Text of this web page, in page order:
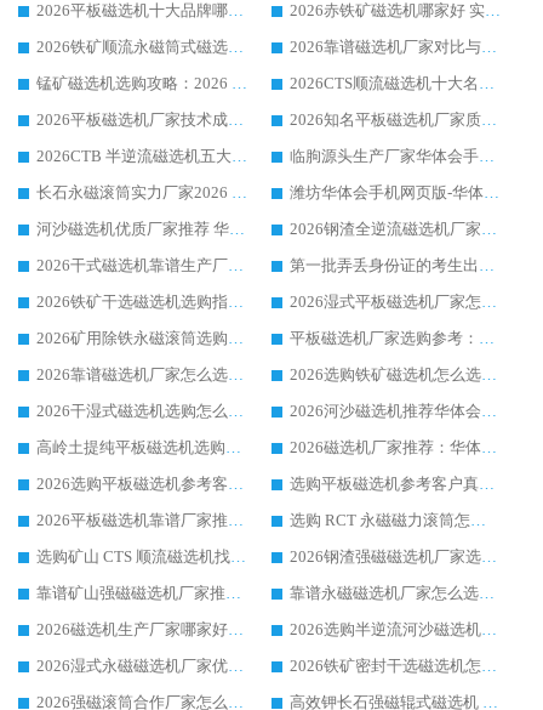
2026平板磁选机十大品牌哪家好?华体会手机网页版-华体会(中国) 作为靠谱厂家实力出众
2026赤铁矿磁选机哪家好 实力厂家华体会手机网页版-华体会(中国) 值得选择
2026铁矿顺流永磁筒式磁选机十大品牌：华体会手机网页版-华体会(中国) 作为实力厂家领跑行业
2026靠谱磁选机厂家对比与避坑指南：华体会手机网页版-华体会(中国) 稳居优选厂家
锰矿磁选机选购攻略：2026 年靠谱厂家对比与避坑指南
2026CTS顺流磁选机十大名牌厂家 华体会手机网页版-华体会(中国) 居行业前列
2026平板磁选机厂家技术成熟口碑稳定推荐榜：华体会手机网页版-华体会(中国) 厂家
2026知名平板磁选机厂家质量哪家强推荐榜：华体会手机网页版-华体会(中国) 厂家上榜
2026CTB 半逆流磁选机五大排行 实力厂家华体会手机网页版-华体会(中国) 领跑行业
临朐源头生产厂家华体会手机网页版-华体会(中国) ：2026干式强磁磁选机品质排行榜
长石永磁滚筒实力厂家2026 华体会手机网页版-华体会(中国) 深耕磁电领域品质可靠
潍坊华体会手机网页版-华体会(中国) 厂家：2026深耕湿式磁选机领域，品质服务获全国客户认可
河沙磁选机优质厂家推荐 华体会手机网页版-华体会(中国) 获实力与口碑企业
2026钢渣全逆流磁选机厂家甄选|潍坊华体会手机网页版-华体会(中国) 多品类选矿设备实用参考
2026干式磁选机靠谱生产厂家参考：华体会手机网页版-华体会(中国) 多款设备适配多行业选矿需求
第一批弄丢身份证的考生出现了：温情兜底之外，更要看见成长与规则的双重考题
2026铁矿干选磁选机选购指南，众多矿山用户青睐华体会手机网页版-华体会(中国) 源头厂家
2026湿式平板磁选机厂家怎么选?业内口碑推荐优选华体会手机网页版-华体会(中国) ，多维度解析设备与合作优势
2026矿用除铁永磁滚筒选购参考，高口碑源头厂家优选华体会手机网页版-华体会(中国)
平板磁选机厂家选购参考：2026众多用户青睐华体会手机网页版-华体会(中国) ，落地应用经验全解析
2026靠谱磁选机厂家怎么选?综合实测，众多客户青睐华体会手机网页版-华体会(中国) 设备
2026选购铁矿磁选机怎么选?综合口碑出众的华体会手机网页版-华体会(中国) 值得矿山用户参考
2026干湿式磁选机选购怎么选?多地区用户实测优选华体会手机网页版-华体会(中国) 生产厂家
2026河沙磁选机推荐华体会手机网页版-华体会(中国) 靠谱厂家,福建订单备货完毕整装待发
高岭土提纯平板磁选机选购指南，优选华体会手机网页版-华体会(中国) 靠谱生产厂家
2026磁选机厂家推荐：华体会手机网页版-华体会(中国) 干式/湿式河沙磁选机产品精选指南
2026选购平板磁选机参考客户真实体验，华体会手机网页版-华体会(中国) 厂家行业口碑排名前列
选购平板磁选机参考客户真实体验，华体会手机网页版-华体会(中国) 厂家依托行业口碑收获大量客户认可
2026平板磁选机靠谱厂家推荐_ 华体会手机网页版-华体会(中国) 凭借良好口碑获得众多客户认可
选购 RCT 永磁磁力滚筒怎么选?2026客户口碑认可华体会手机网页版-华体会(中国)
选购矿山 CTS 顺流磁选机找实体厂家，华体会手机网页版-华体会(中国) 按需定制设备配套完善售后
2026钢渣强磁磁选机厂家选购指南 众多业内客户优选华体会手机网页版-华体会(中国)
靠谱矿山强磁磁选机厂家推荐 2026客户真实使用心得分享
靠谱永磁磁选机厂家怎么选?福建客户真实体验分享华体会手机网页版-华体会(中国) 品牌
2026磁选机生产厂家哪家好?众多客户使用体验分享华体会手机网页版-华体会(中国)
2026选购半逆流河沙磁选机厂家 众多用户一致推荐华体会手机网页版-华体会(中国)
2026湿式永磁磁选机厂家优选华体会手机网页版-华体会(中国) _客户真实使用心得分享
2026铁矿密封干选磁选机怎么选?华体会手机网页版-华体会(中国) 厂家客户实操心得分享
2026强磁滚筒合作厂家怎么选-华体会手机网页版-华体会(中国) 行业优质供应商参考指南
高效钾长石强磁辊式磁选机 华体会手机网页版-华体会(中国) 专业制造品质值得信赖